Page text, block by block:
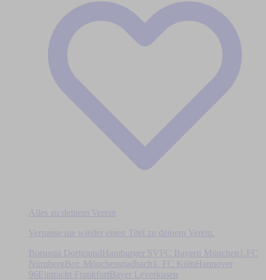
Alles zu deinem Verein
Verpasse nie wieder einen Titel zu deinem Verein.
Borussia DortmundHamburger SV FC Bayern München
1.FC
Nürnberg Bor. Mönchengladbach 1. FC Köln
Hannover
96Eintracht Frankfurt Bayer Leverkusen